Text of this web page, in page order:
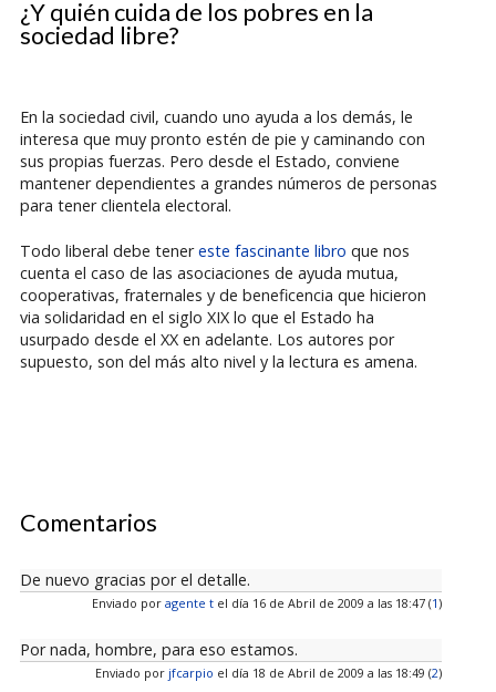
¿Y quién cuida de los pobres en la
sociedad libre?
En la sociedad civil, cuando uno ayuda a los demás, le
interesa que muy pronto estén de pie y caminando con
sus propias fuerzas. Pero desde el Estado, conviene
mantener dependientes a grandes números de personas
para tener clientela electoral.
Todo liberal debe tenereste fascinante libro que nos
cuenta el caso de las asociaciones de ayuda mutua,
cooperativas, fraternales y de beneficencia que hicieron
via solidaridad en el siglo XIX lo que el Estado ha
usurpado desde el XX en adelante. Los autores por
supuesto, son del más alto nivel y la lectura es amena.
Comentarios
De nuevo gracias por el detalle.
Enviado por agente tel día 16 de Abril de 2009 a las 18:47 (1)
Por nada, hombre, para eso estamos.
Enviado por jfcarpio el día 18 de Abril de 2009 a las 18:49 (2)